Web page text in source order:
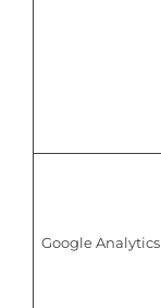
Google Analytics